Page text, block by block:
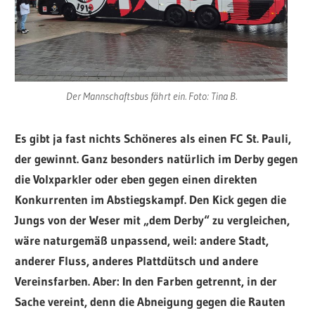
Der Mannschaftsbus fährt ein. Foto: Tina B.
Es gibt ja fast nichts Schöneres als einen FC St. Pauli,
der gewinnt. Ganz besonders natürlich im Derby gegen
die Volxparkler oder eben gegen einen direkten
Konkurrenten im Abstiegskampf. Den Kick gegen die
Jungs von der Weser mit „dem Derby“ zu vergleichen,
wäre naturgemäß unpassend, weil: andere Stadt,
anderer Fluss, anderes Plattdütsch und andere
Vereinsfarben. Aber: In den Farben getrennt, in der
Sache vereint, denn die Abneigung gegen die Rauten